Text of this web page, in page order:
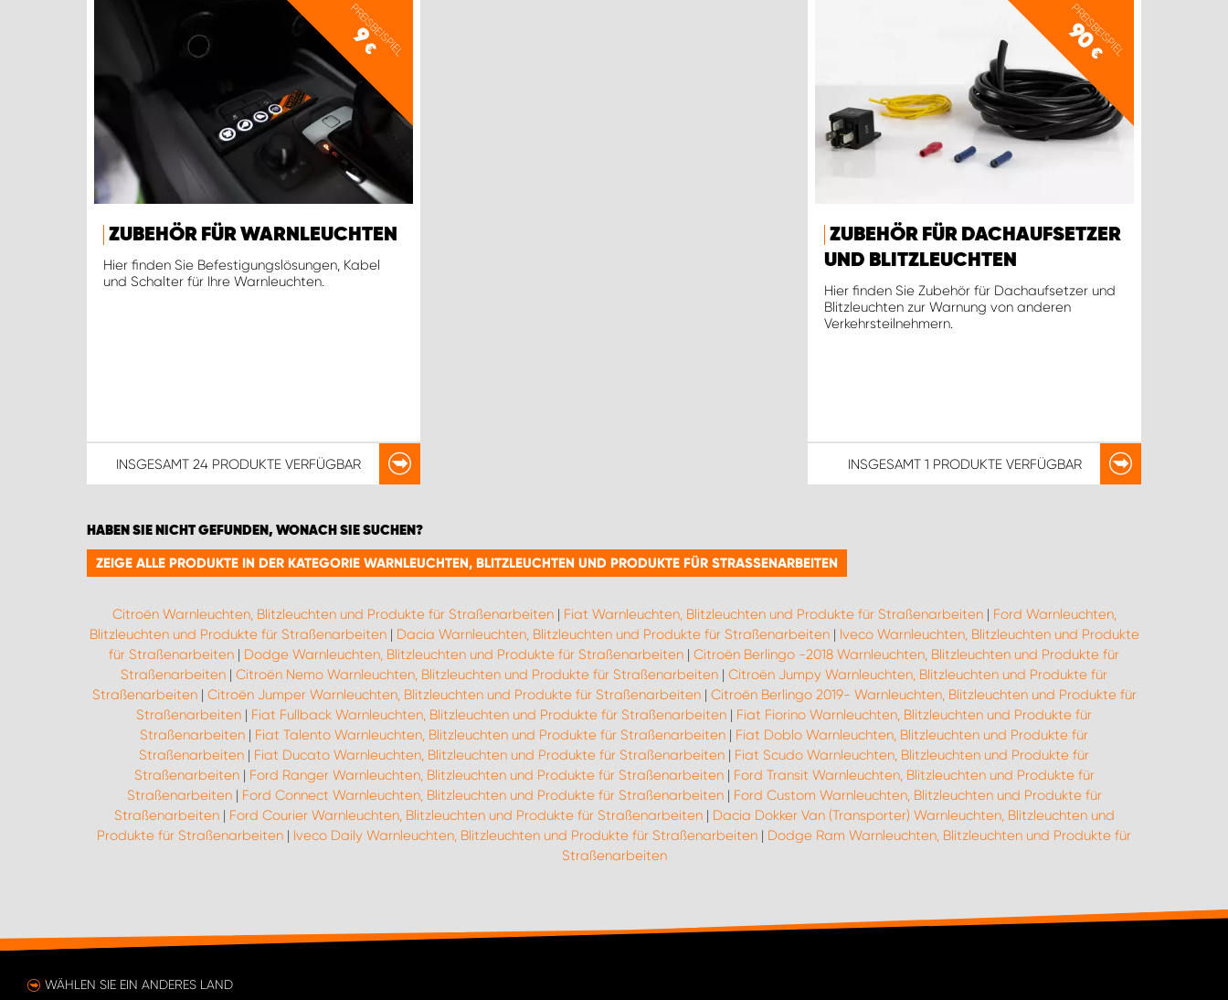
PREISBEISPIEL
9
€
ZUBEHÖR FÜR WARNLEUCHTEN
Hier finden Sie Befestigungslösungen, Kabel
und Schalter für Ihre Warnleuchten.
INSGESAMT 24 PRODUKTEVERFÜGBAR
PREISBEISPIEL
90
€
ZUBEHÖR FÜR DACHAUFSETZER
UND BLITZLEUCHTEN
Hier finden Sie Zubehör für Dachaufsetzer und
Blitzleuchten zur Warnung von anderen
Verkehrsteilnehmern.
INSGESAMT 1 PRODUKTE VERFÜGBAR
HABEN SIE NICHT GEFUNDEN, WONACH SIE SUCHEN?
ZEIGE ALLE PRODUKTE IN DER KATEGORIE WARNLEUCHTEN, BLITZLEUCHTEN UND PRODUKTE FÜR STRASSENARBEITEN
Citroën Warnleuchten, Blitzleuchten und Produkte für Straßenarbeiten| Fiat Warnleuchten, Blitzleuchten und Produkte für Straßenarbeiten| Ford Warnleuchten,
Blitzleuchten und Produkte für Straßenarbeiten| Dacia Warnleuchten, Blitzleuchten und Produkte für Straßenarbeiten| Iveco Warnleuchten, Blitzleuchten und Produkte
für Straßenarbeiten | Dodge Warnleuchten, Blitzleuchten und Produkte für Straßenarbeiten | Citroën Berlingo -2018 Warnleuchten, Blitzleuchten und Produkte für
Straßenarbeiten | Citroën Nemo Warnleuchten, Blitzleuchten und Produkte für Straßenarbeiten | Citroën Jumpy Warnleuchten, Blitzleuchten und Produkte für
Straßenarbeiten| Citroën Jumper Warnleuchten, Blitzleuchten und Produkte für Straßenarbeiten| Citroën Berlingo 2019- Warnleuchten, Blitzleuchten und Produkte für
Straßenarbeiten | Fiat Fullback Warnleuchten, Blitzleuchten und Produkte für Straßenarbeiten | Fiat Fiorino Warnleuchten, Blitzleuchten und Produkte für
Straßenarbeiten | Fiat Talento Warnleuchten, Blitzleuchten und Produkte für Straßenarbeiten | Fiat Doblo Warnleuchten, Blitzleuchten und Produkte für
Straßenarbeiten | Fiat Ducato Warnleuchten, Blitzleuchten und Produkte für Straßenarbeiten | Fiat Scudo Warnleuchten, Blitzleuchten und Produkte für
Straßenarbeiten| Ford Ranger Warnleuchten, Blitzleuchten und Produkte für Straßenarbeiten| Ford Transit Warnleuchten, Blitzleuchten und Produkte für
Straßenarbeiten| Ford Connect Warnleuchten, Blitzleuchten und Produkte für Straßenarbeiten| Ford Custom Warnleuchten, Blitzleuchten und Produkte für
Straßenarbeiten| Ford Courier Warnleuchten, Blitzleuchten und Produkte für Straßenarbeiten| Dacia Dokker Van (Transporter) Warnleuchten, Blitzleuchten und
Produkte für Straßenarbeiten | Iveco Daily Warnleuchten, Blitzleuchten und Produkte für Straßenarbeiten | Dodge Ram Warnleuchten, Blitzleuchten und Produkte für
Straßenarbeiten
WÄHLEN SIE EIN ANDERES LAND